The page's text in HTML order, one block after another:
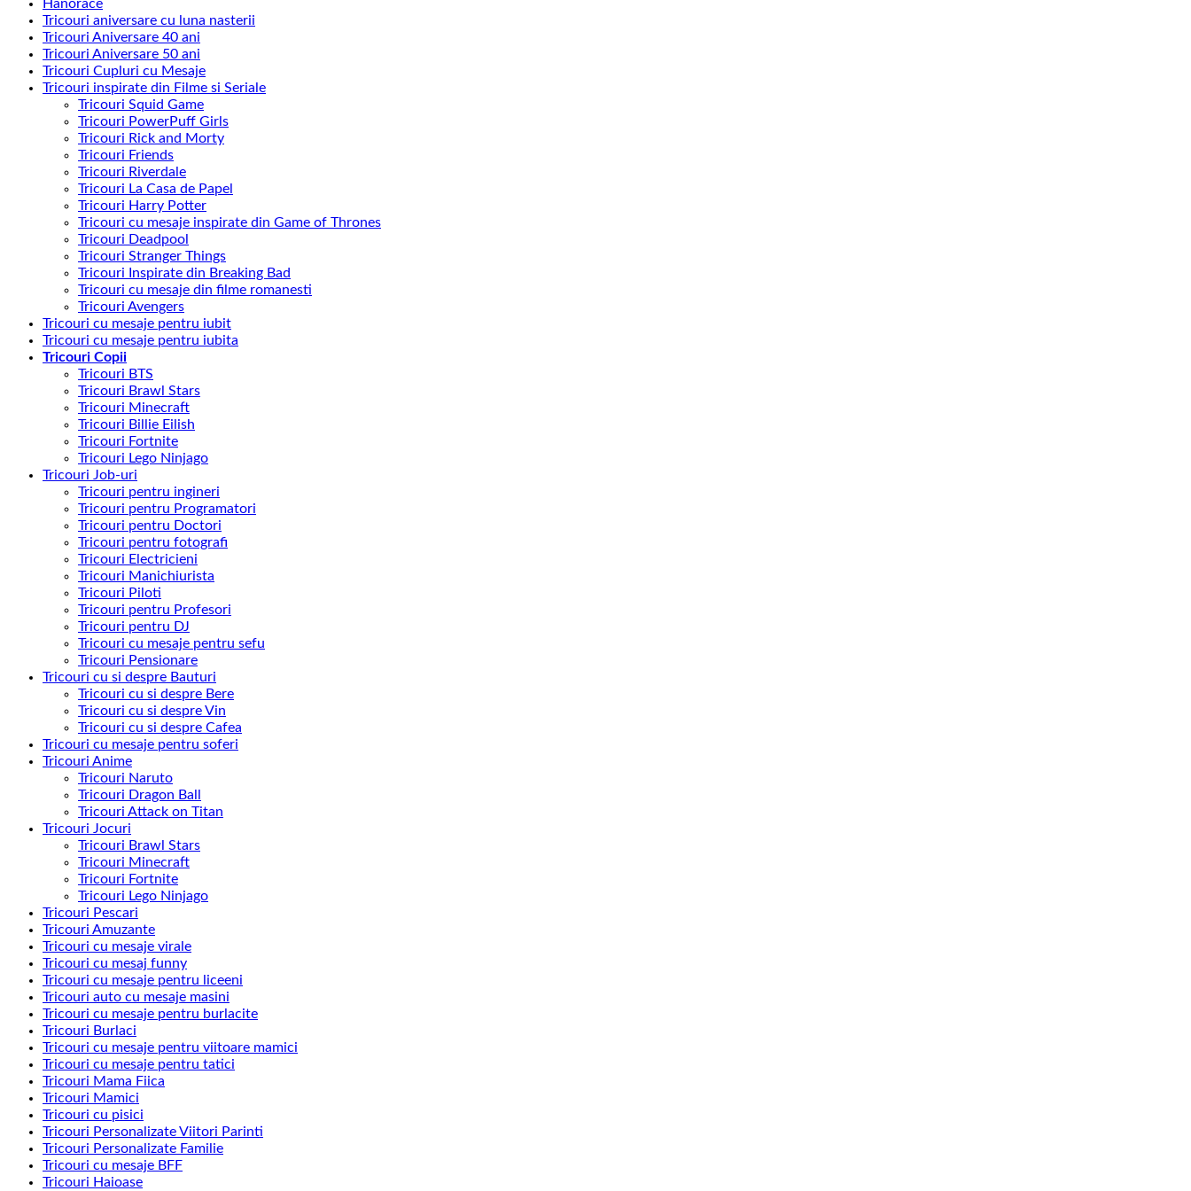
Hanorace
Tricouri aniversare cu luna nasterii
Tricouri Aniversare 40 ani
Tricouri Aniversare 50 ani
Tricouri Cupluri cu Mesaje
Tricouri inspirate din Filme si Seriale
Tricouri Squid Game
Tricouri PowerPuff Girls
Tricouri Rick and Morty
Tricouri Friends
Tricouri Riverdale
Tricouri La Casa de Papel
Tricouri Harry Potter
Tricouri cu mesaje inspirate din Game of Thrones
Tricouri Deadpool
Tricouri Stranger Things
Tricouri Inspirate din Breaking Bad
Tricouri cu mesaje din filme romanesti
Tricouri Avengers
Tricouri cu mesaje pentru iubit
Tricouri cu mesaje pentru iubita
Tricouri Copii
Tricouri BTS
Tricouri Brawl Stars
Tricouri Minecraft
Tricouri Billie Eilish
Tricouri Fortnite
Tricouri Lego Ninjago
Tricouri Job-uri
Tricouri pentru ingineri
Tricouri pentru Programatori
Tricouri pentru Doctori
Tricouri pentru fotografi
Tricouri Electricieni
Tricouri Manichiurista
Tricouri Piloti
Tricouri pentru Profesori
Tricouri pentru DJ
Tricouri cu mesaje pentru sefu
Tricouri Pensionare
Tricouri cu si despre Bauturi
Tricouri cu si despre Bere
Tricouri cu si despre Vin
Tricouri cu si despre Cafea
Tricouri cu mesaje pentru soferi
Tricouri Anime
Tricouri Naruto
Tricouri Dragon Ball
Tricouri Attack on Titan
Tricouri Jocuri
Tricouri Brawl Stars
Tricouri Minecraft
Tricouri Fortnite
Tricouri Lego Ninjago
Tricouri Pescari
Tricouri Amuzante
Tricouri cu mesaje virale
Tricouri cu mesaj funny
Tricouri cu mesaje pentru liceeni
Tricouri auto cu mesaje masini
Tricouri cu mesaje pentru burlacite
Tricouri Burlaci
Tricouri cu mesaje pentru viitoare mamici
Tricouri cu mesaje pentru tatici
Tricouri Mama Fiica
Tricouri Mamici
Tricouri cu pisici
Tricouri Personalizate Viitori Parinti
Tricouri Personalizate Familie
Tricouri cu mesaje BFF
Tricouri Haioase